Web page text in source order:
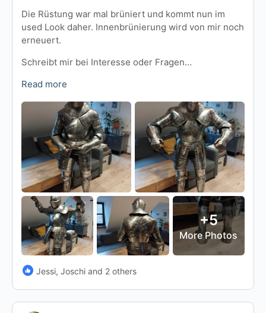
Die Rüstung war mal brüniert und kommt nun im
used Look daher. Innenbrünierung wird von mir noch
erneuert.
Schreibt mir bei Interesse oder Fragen…
Read more
+5
More Photos
Jessi, Joschi and 2 others